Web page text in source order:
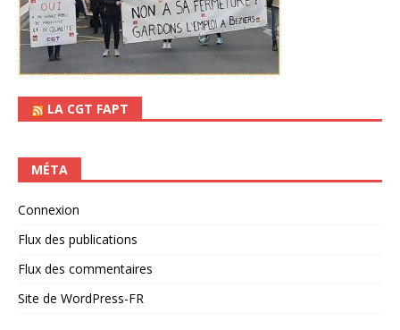
LA CGT FAPT
MÉTA
Connexion
Flux des publications
Flux des commentaires
Site de WordPress-FR